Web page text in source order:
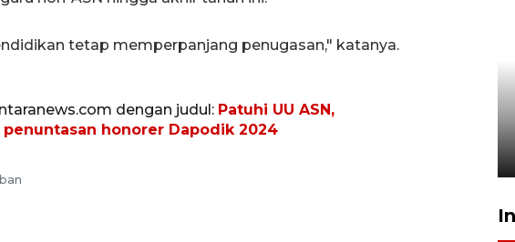
tetap memperpanjang penugasan," katanya.
dengan judul: Patuhi UU ASN,
honorer Dapodik 2024
kandungan gizi paket MBG
Ramadhan